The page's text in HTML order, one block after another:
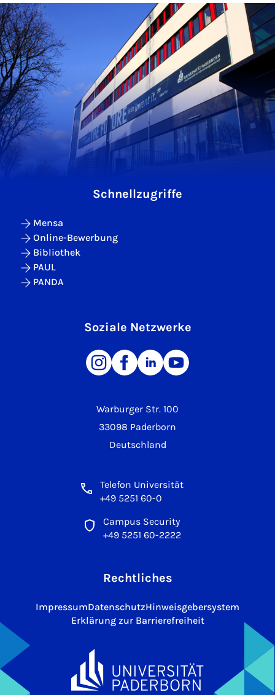
Warburger Str. 100
33098 Paderborn
Deutschland
Telefon Universität
+49 5251 60-0
Campus Security
+49 5251 60-2222
Schnellzugriffe
Mensa
Online-Bewerbung
Bibliothek
PAUL
PANDA
Soziale Netzwerke
Rechtliches
ImpressumDatenschutzHinweisgebersystem
Erklärung zur Barrierefreiheit